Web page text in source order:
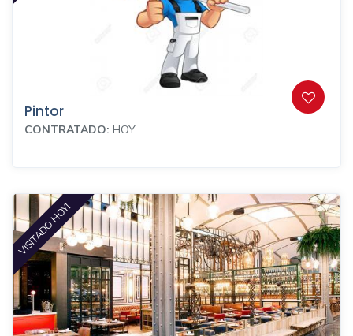
Pintor
CONTRATADO: HOY
VISITADO HOY!